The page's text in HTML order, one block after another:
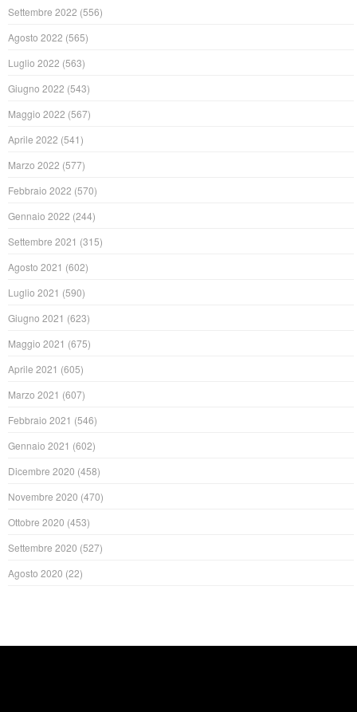
Settembre 2022 (556)
Agosto 2022 (565)
Luglio 2022 (563)
Giugno 2022 (543)
Maggio 2022 (567)
Aprile 2022 (541)
Marzo 2022 (577)
Febbraio 2022 (570)
Gennaio 2022 (244)
Settembre 2021 (315)
Agosto 2021 (602)
Luglio 2021 (590)
Giugno 2021 (623)
Maggio 2021 (675)
Aprile 2021 (605)
Marzo 2021 (607)
Febbraio 2021 (546)
Gennaio 2021 (602)
Dicembre 2020 (458)
Novembre 2020 (470)
Ottobre 2020 (453)
Settembre 2020 (527)
Agosto 2020 (22)